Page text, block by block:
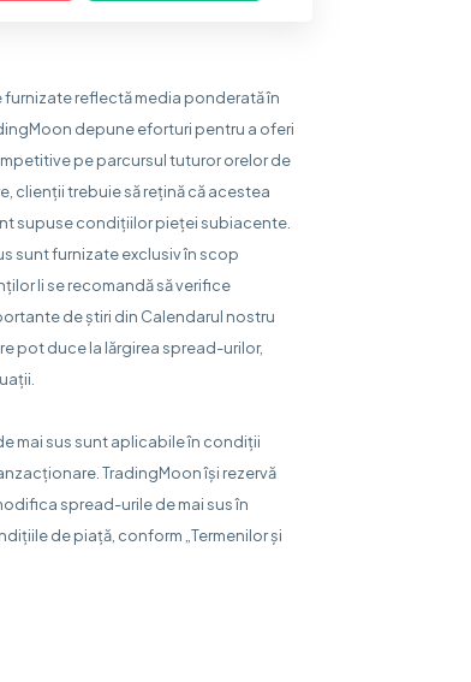
furnizate reflectă media ponderată în
depune eforturi pentru a oferi
pe parcursul tuturor orelor de
clienții trebuie să rețină că acestea
supuse condițiilor pieței subiacente.
sunt furnizate exclusiv în scop
li se recomandă să verifice
de știri din Calendarul nostru
pot duce la lărgirea spread-urilor,
mai sus sunt aplicabile în condiții
TradingMoon își rezervă
spread-urile de mai sus în
de piață, conform „Termenilor și